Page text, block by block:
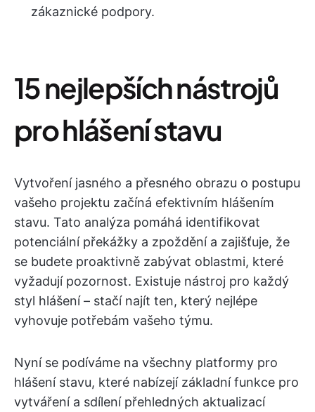
zákaznické podpory.
15 nejlepších nástrojů
pro hlášení stavu
Vytvoření jasného a přesného obrazu o postupu
vašeho projektu začíná efektivním hlášením
stavu. Tato analýza pomáhá identifikovat
potenciální překážky a zpoždění a zajišťuje, že
se budete proaktivně zabývat oblastmi, které
vyžadují pozornost. Existuje nástroj pro každý
styl hlášení – stačí najít ten, který nejlépe
vyhovuje potřebám vašeho týmu.
Nyní se podíváme na všechny platformy pro
hlášení stavu, které nabízejí základní funkce pro
vytváření a sdílení přehledných aktualizací